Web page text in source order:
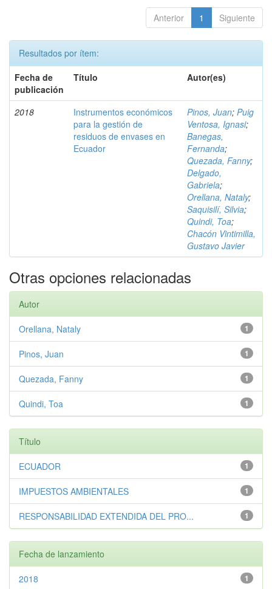
Anterior 1 Siguiente
Resultados por ítem:
Fecha de
publicación
Título Autor(es)
2018
Instrumentos económicos
para la gestión de
residuos de envases en
Ecuador
Pinos, Juan; Puig
Ventosa, Ignasi;
Banegas,
Fernanda;
Quezada, Fanny;
Delgado,
Gabriela;
Orellana, Nataly;
Saquisilí, Silvia;
Quindi, Toa;
Chacón Vintimilla,
Gustavo Javier
Otras opciones relacionadas
Autor
1
Orellana, Nataly
1
Pinos, Juan
1
Quezada, Fanny
1
Quindi, Toa
Título
1
ECUADOR
1
IMPUESTOS AMBIENTALES
1
RESPONSABILIDAD EXTENDIDA DEL PRO...
Fecha de lanzamiento
1
2018